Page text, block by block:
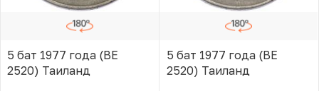
5 бат 1977 года (BE
2520) Таиланд
5 бат 1977 года (BE
2520) Таиланд